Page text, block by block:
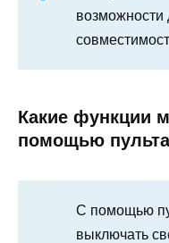
возможности
Какие функции
помощью
С помощью
выключать